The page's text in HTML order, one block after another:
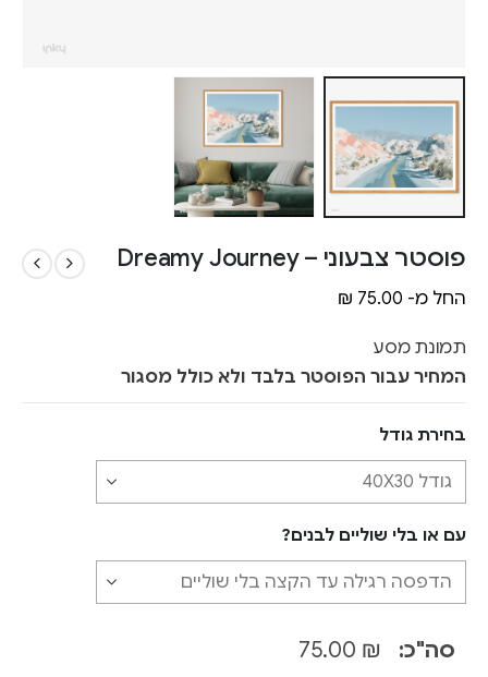
פוסטר צבעוני – Dreamy Journey
החל מ- ₪ 75.00
תמונת מסע
המחיר עבור הפוסטר בלבד ולא כולל מסגור
בחירת גודל
עם או בלי שוליים לבנים?
סה"כ: ₪